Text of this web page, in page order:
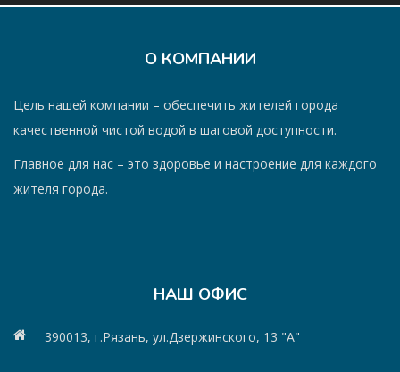
О КОМПАНИИ
Цель нашей компании – обеспечить жителей города
качественной чистой водой в шаговой доступности.
Главное для нас – это здоровье и настроение для каждого
жителя города.
НАШ ОФИС
390013, г.Рязань, ул.Дзержинского, 13 "А"